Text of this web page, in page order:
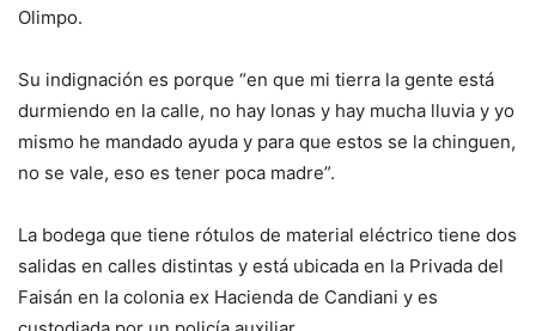
Olimpo.
Su indignación es porque “en que mi tierra la gente está
durmiendo en la calle, no hay lonas y hay mucha lluvia y yo
mismo he mandado ayuda y para que estos se la chinguen,
no se vale, eso es tener poca madre”.
La bodega que tiene rótulos de material eléctrico tiene dos
salidas en calles distintas y está ubicada en la Privada del
Faisán en la colonia ex Hacienda de Candiani y es